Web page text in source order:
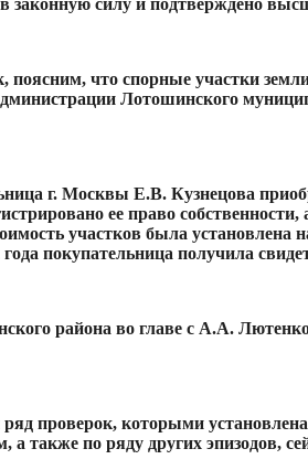
законную силу и подтверждено
что спорные участки
Лотошинского
г. Москвы Е.В. Кузнецова
ее право
участков была установлена
покупательница получила
района во главе с А.А.
проверок, которыми
также по ряду других эпизодов,